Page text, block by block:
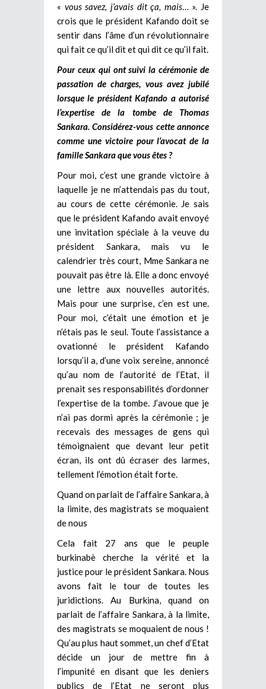
« vous savez, j’avais dit ça, mais… ». Je
crois que le président Kafando doit se
sentir dans l’âme d’un révolutionnaire
qui fait ce qu’il dit et qui dit ce qu’il fait.
Pour ceux qui ont suivi la cérémonie de
passation de charges, vous avez jubilé
lorsque le président Kafando a autorisé
l’expertise de la tombe de Thomas
Sankara. Considérez-vous cette annonce
comme une victoire pour l’avocat de la
famille Sankara que vous êtes ?
Pour moi, c’est une grande victoire à
laquelle je ne m’attendais pas du tout,
au cours de cette cérémonie. Je sais
que le président Kafando avait envoyé
une invitation spéciale à la veuve du
président Sankara, mais vu le
calendrier très court, Mme Sankara ne
pouvait pas être là. Elle a donc envoyé
une lettre aux nouvelles autorités.
Mais pour une surprise, c’en est une.
Pour moi, c’était une émotion et je
n’étais pas le seul. Toute l’assistance a
ovationné le président Kafando
lorsqu’il a, d’une voix sereine, annoncé
qu’au nom de l’autorité de l’Etat, il
prenait ses responsabilités d’ordonner
l’expertise de la tombe. J’avoue que je
n’ai pas dormi après la cérémonie ; je
recevais des messages de gens qui
témoignaient que devant leur petit
écran, ils ont dû écraser des larmes,
tellement l’émotion était forte.
Quand on parlait de l’affaire Sankara, à
la limite, des magistrats se moquaient
de nous
Cela fait 27 ans que le peuple
burkinabè cherche la vérité et la
justice pour le président Sankara. Nous
avons fait le tour de toutes les
juridictions. Au Burkina, quand on
parlait de l’affaire Sankara, à la limite,
des magistrats se moquaient de nous !
Qu’au plus haut sommet, un chef d’Etat
décide un jour de mettre fin à
l’impunité en disant que les deniers
publics de l’Etat ne seront plus